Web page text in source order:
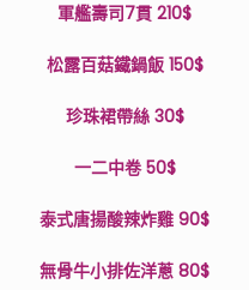
軍艦壽司7貫 210$
松露百菇鐵鍋飯 150$
珍珠裙帶絲 30$
一二中卷 50$
泰式唐揚酸辣炸雞 90$
無骨牛小排佐洋蔥 80$